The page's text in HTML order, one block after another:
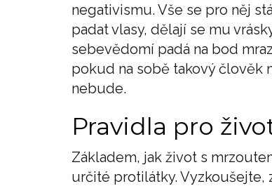
negativismu. Vše se pro něj
padat vlasy, dělají se mu
sebevědomí padá na bod
pokud na sobě takový člověk
nebude.
Pravidla pro
Základem, jak život s
určité protilátky. Vyzkoušejte,